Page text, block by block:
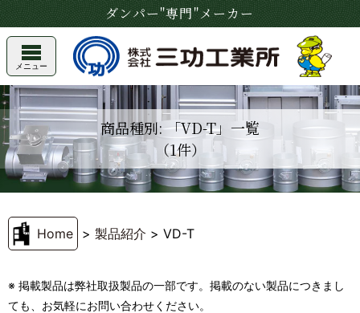
ダンパー"専門"メーカー
メニュー
商品種別: 「VD-T」一覧
（1件）
Home >製品紹介 >VD-T
※ 掲載製品は弊社取扱製品の一部です。掲載のない製品につきまし
ても、お気軽にお問い合わせください。